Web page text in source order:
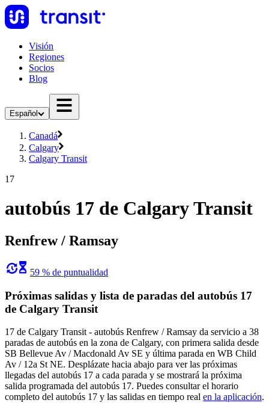
Visión
Regiones
Socios
Blog
Español
Canadá
Calgary
Calgary Transit
17
autobús 17 de Calgary Transit
Renfrew / Ramsay
59 % de puntualidad
Próximas salidas y lista de paradas del autobús 17
de Calgary Transit
17 de Calgary Transit - autobús Renfrew / Ramsay da servicio a 38
paradas de autobús en la zona de Calgary, con primera salida desde
SB Bellevue Av / Macdonald Av SE y última parada en WB Child
Av / 12a St NE. Desplázate hacia abajo para ver las próximas
llegadas del autobús 17 a cada parada y se mostrará la próxima
salida programada del autobús 17. Puedes consultar el horario
completo del autobús 17 y las salidas en tiempo real en la aplicación.